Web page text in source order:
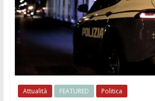
Attualità FEATURED Politica